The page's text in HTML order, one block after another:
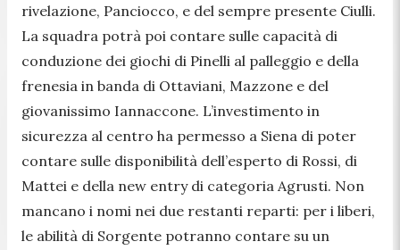
rivelazione, Panciocco, e del sempre presente Ciulli.
La squadra potrà poi contare sulle capacità di
conduzione dei giochi di Pinelli al palleggio e della
frenesia in banda di Ottaviani, Mazzone e del
giovanissimo Iannaccone. L’investimento in
sicurezza al centro ha permesso a Siena di poter
contare sulle disponibilità dell’esperto di Rossi, di
Mattei e della new entry di categoria Agrusti. Non
mancano i nomi nei due restanti reparti: per i liberi,
le abilità di Sorgente potranno contare su un